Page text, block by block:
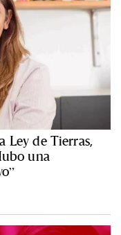
Ley de Tierras,
una